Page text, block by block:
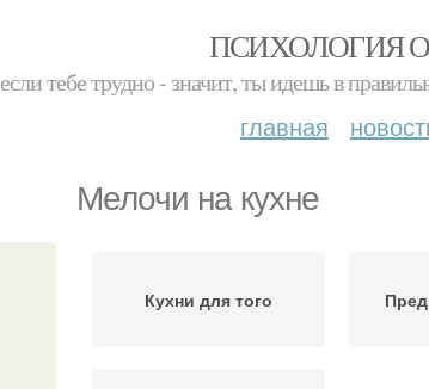
ПСИХОЛОГИЯ
если тебе трудно - значит, ты идешь в
главная
Мелочи на кухне
Кухни для того